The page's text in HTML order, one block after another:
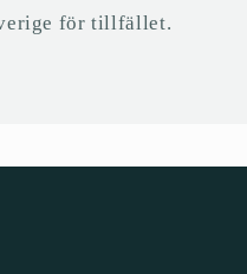
för tillfället.